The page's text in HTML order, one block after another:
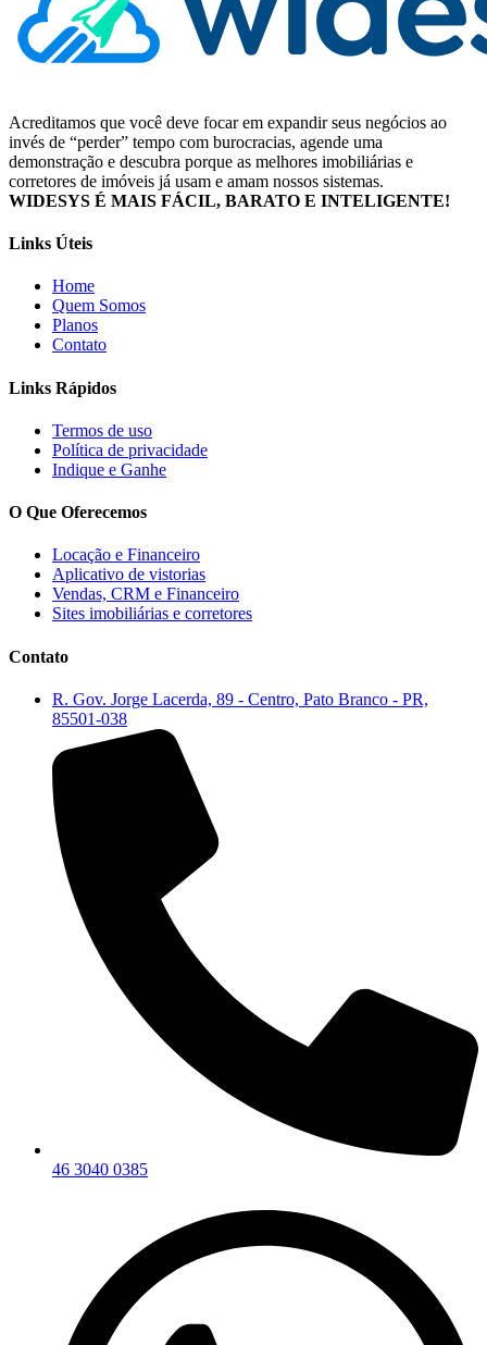
Acreditamos que você deve focar em expandir seus negócios ao
invés de “perder” tempo com burocracias, agende uma
demonstração e descubra porque as melhores imobiliárias e
corretores de imóveis já usam e amam nossos sistemas.
WIDESYS É MAIS FÁCIL, BARATO E INTELIGENTE!
Links Úteis
Home
Quem Somos
Planos
Contato
Links Rápidos
Termos de uso
Política de privacidade
Indique e Ganhe
O Que Oferecemos
Locação e Financeiro
Aplicativo de vistorias
Vendas, CRM e Financeiro
Sites imobiliárias e corretores
Contato
R. Gov. Jorge Lacerda, 89 - Centro, Pato Branco - PR,
85501-038
46 3040 0385